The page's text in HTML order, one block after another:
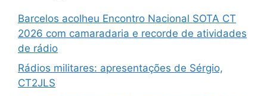
Barcelos acolheu Encontro Nacional SOTA CT
2026 com camaradaria e recorde de atividades
de rádio
Rádios militares: apresentações de Sérgio,
CT2JLS